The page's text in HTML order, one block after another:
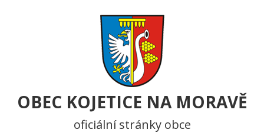
OBEC KOJETICE NA MORAVĚ
oficiální stránky obce